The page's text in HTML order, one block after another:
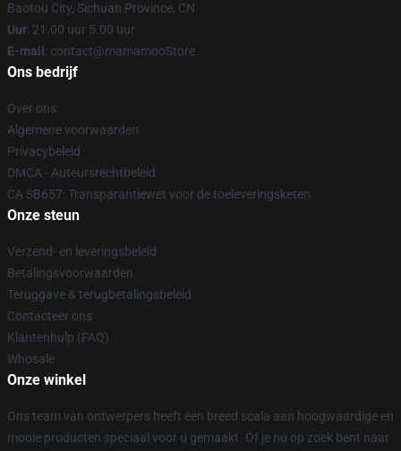
Baotou City, Sichuan Province, CN
Uur: 21.00 uur 5.00 uur
E-mail : contact@mamamooStore
Ons bedrijf
Over ons
Algemene voorwaarden
Privacybeleid
DMCA - Auteursrechtbeleid
CA SB657: Transparantiewet voor de toeleveringsketen
Onze steun
Verzend- en leveringsbeleid
Betalingsvoorwaarden
Teruggave & terugbetalingsbeleid
Contacteer ons
Klantenhulp (FAQ)
Whosale
Onze winkel
Ons team van ontwerpers heeft een breed scala aan hoogwaardige en
mooie producten speciaal voor u gemaakt. Of je nu op zoek bent naar